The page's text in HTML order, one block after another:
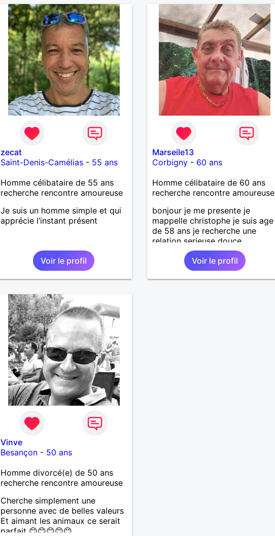
zecat
Saint-Denis-Camélias- 55 ans
Homme célibataire de 55 ans
recherche rencontre amoureuse
Je suis un homme simple et qui
apprécie l’instant présent
Voir le profil
Marseile13
Corbigny- 60 ans
Homme célibataire de 60 ans
recherche rencontre amoureuse
bonjour je me presente je
mappelle christophe je suis age
de 58 ans je recherche une
relation serieuse douce
attentionné et honnête je n'aime
pas les mensonges et les
cachotteries je suis un homme
sensible doux câlin et franc. PS
Voir le profil
Vinve
Besançon- 50 ans
Homme divorcé(e) de 50 ans
recherche rencontre amoureuse
Cherche simplement une
personne avec de belles valeurs
Et aimant les animaux ce serait
parfait 😊😊😊😊😊